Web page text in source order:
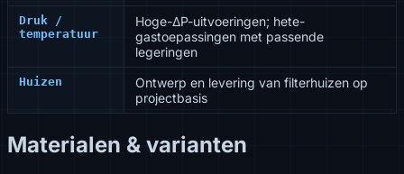
Druk /
temperatuur
Hoge-ΔP-uitvoeringen; hete-
gastoepassingen met passende
legeringen
Huizen
Ontwerp en levering van filterhuizen op
projectbasis
Materialen & varianten